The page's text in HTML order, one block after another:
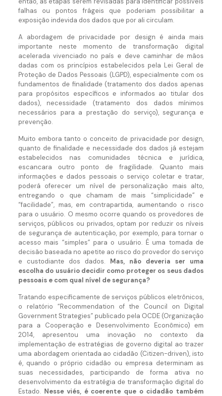
falhas ou pontos frágeis que poderiam possibilitar a
exposição indevida dos dados que por ali circulam.
A abordagem de privacidade por design é ainda mais
importante neste momento de transformação digital
acelerada vivenciado no país e deve caminhar de mãos
dadas com os princípios estabelecidos pela Lei Geral de
Proteção de Dados Pessoais (LGPD), especialmente com os
fundamentos de finalidade (tratamento dos dados apenas
para propósitos específicos e informados ao titular dos
dados), necessidade (tratamento dos dados mínimos
necessários para a prestação do serviço), segurança e
prevenção.
Muito embora tanto o conceito de privacidade por design,
quanto de finalidade e necessidade dos dados já estejam
estabelecidos nas comunidades técnica e jurídica,
escancara outro ponto de fragilidade. Quanto mais
informações e dados pessoais o serviço coletar e tratar,
poderá oferecer um nível de personalização mais alto,
entregando o que chamam de mais “simplicidade” e
“facilidade”, mas, em contrapartida, aumentando o risco
para o usuário. O mesmo ocorre quando os provedores de
serviços, públicos ou privados, optam por reduzir os níveis
de segurança de autenticação, por exemplo, para tornar o
acesso mais “simples” para o usuário. É uma tomada de
decisão baseada no apetite ao risco do provedor do serviço
e custodiante dos dados. Mas, não deveria ser uma
escolha do usuário decidir como proteger os seus dados
pessoais e com qual nível de segurança?
Tratando especificamente de serviços públicos eletrônicos,
o relatório “Recommendation of the Council on Digital
Government Strategies” publicado pela OCDE (Organização
para a Cooperação e Desenvolvimento Econômico) em
2014, apresentou uma inovação no contexto da
implementação de estratégias de governo digital ao trazer
uma abordagem orientada ao cidadão (Citizen-driven), isto
é, quando o próprio cidadão ou empresa determinam as
suas necessidades, participando de forma ativa no
desenvolvimento da estratégia de transformação digital do
Estado. Nesse viés, é coerente que o cidadão também